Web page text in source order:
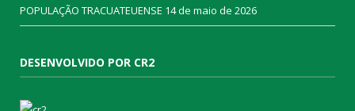
POPULAÇÃO TRACUATEUENSE 14 de maio de 2026
DESENVOLVIDO POR CR2